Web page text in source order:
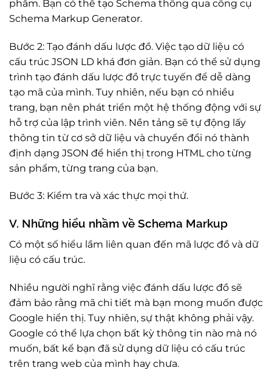
phẩm. Bạn có thể tạo Schema thông qua công cụ
Schema Markup Generator.
Bước 2: Tạo đánh dấu lược đồ. Việc tạo dữ liệu có
cấu trúc JSON LD khá đơn giản. Bạn có thể sử dụng
trình tạo đánh dấu lược đồ trực tuyến để dễ dàng
tạo mã của mình. Tuy nhiên, nếu bạn có nhiều
trang, bạn nên phát triển một hệ thống động với sự
hỗ trợ của lập trình viên. Nền tảng sẽ tự động lấy
thông tin từ cơ sở dữ liệu và chuyển đổi nó thành
định dạng JSON để hiển thị trong HTML cho từng
sản phẩm, từng trang của bạn.
Bước 3: Kiểm tra và xác thực mọi thứ.
V. Những hiểu nhầm về Schema Markup
Có một số hiểu lầm liên quan đến mã lược đồ và dữ
liệu có cấu trúc.
Nhiều người nghĩ rằng việc đánh dấu lược đồ sẽ
đảm bảo rằng mã chi tiết mà bạn mong muốn được
Google hiển thị. Tuy nhiên, sự thật không phải vậy.
Google có thể lựa chọn bất kỳ thông tin nào mà nó
muốn, bất kể bạn đã sử dụng dữ liệu có cấu trúc
trên trang web của mình hay chưa.